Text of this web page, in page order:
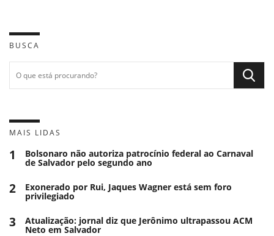
BUSCA
MAIS LIDAS
1 Bolsonaro não autoriza patrocínio federal ao Carnaval
de Salvador pelo segundo ano
2 Exonerado por Rui, Jaques Wagner está sem foro
privilegiado
3 Atualização: jornal diz que Jerônimo ultrapassou ACM
Neto em Salvador